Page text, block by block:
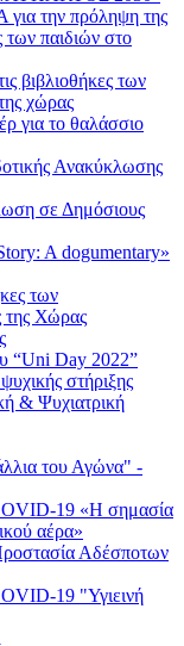
την πρόληψη της
των παιδιών στο
βιβλιοθήκες των
χώρας
για το θαλάσσιο
Ανακύκλωσης
σε Δημόσιους
A dogumentary»
των
της Χώρας
“Uni Day 2022”
στήριξης
& Ψυχιατρική
του Αγώνα" -
19 «Η σημασία
αέρα»
Αδέσποτων
19 "Υγιεινή